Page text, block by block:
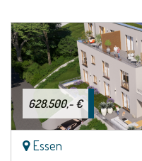
628.500,- €
Essen